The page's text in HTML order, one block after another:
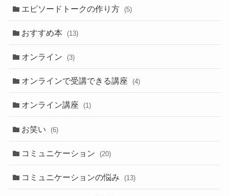
エピソードトークの作り方 (5)
おすすめ本 (13)
オンライン (3)
オンラインで受講できる講座 (4)
オンライン講座 (1)
お笑い (6)
コミュニケーション (20)
コミュニケーションの悩み (13)